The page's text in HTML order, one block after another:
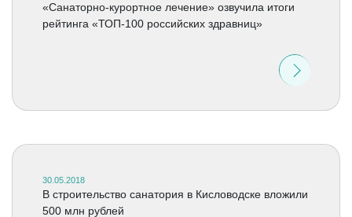
«Санаторно-курортное лечение» озвучила итоги
рейтинга «ТОП-100 российских здравниц»
30.05.2018
В строительство санатория в Кисловодске вложили
500 млн рублей